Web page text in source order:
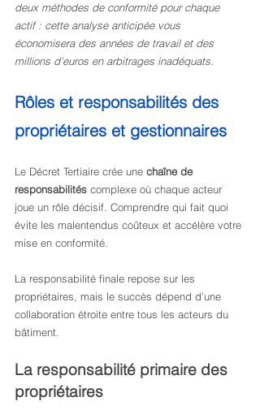
deux méthodes de conformité pour chaque
actif : cette analyse anticipée vous
économisera des années de travail et des
millions d’euros en arbitrages inadéquats.
Rôles et responsabilités des
propriétaires et gestionnaires
Le Décret Tertiaire crée une chaîne de
responsabilités complexe où chaque acteur
joue un rôle décisif. Comprendre qui fait quoi
évite les malentendus coûteux et accélère votre
mise en conformité.
La responsabilité finale repose sur les
propriétaires, mais le succès dépend d’une
collaboration étroite entre tous les acteurs du
bâtiment.
La responsabilité primaire des
propriétaires